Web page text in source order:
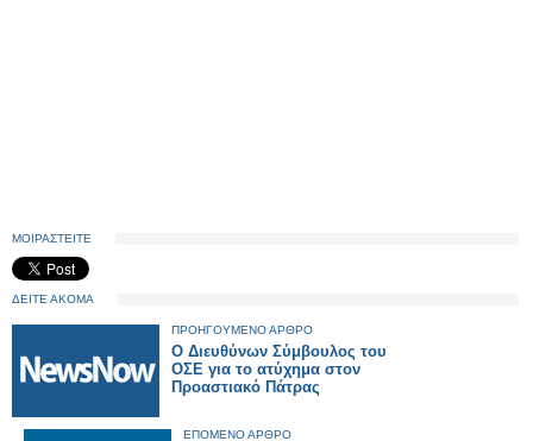
ΜΟΙΡΑΣΤΕΙΤΕ
ΔΕΙΤΕ ΑΚΟΜΑ
ΠΡΟΗΓΟΥΜΕΝΟ ΑΡΘΡΟ
Ο Διευθύνων Σύμβουλος του
ΟΣΕ για το ατύχημα στον
Προαστιακό Πάτρας
ΕΠΟΜΕΝΟ ΑΡΘΡΟ